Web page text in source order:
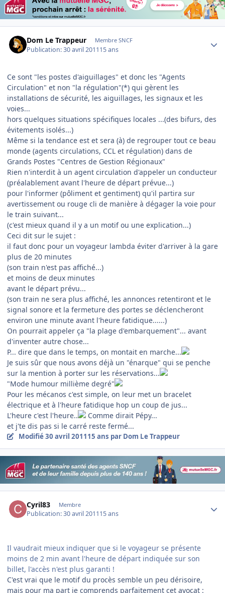
Dom Le Trappeur Membre SNCF
Publication:30 avril 201115 ans
Ce sont "les postes d'aiguillages" et donc les "Agents
Circulation" et non "la régulation"(*) qui gèrent les
installations de sécurité, les aiguillages, les signaux et les
voies...
hors quelques situations spécifiques locales ...(des bifurs, des
évitements isolés...)
Même si la tendance est et sera (à) de regrouper tout ce beau
monde (agents circulations, CCL et régulation) dans de
Grands Postes "Centres de Gestion Régionaux"
Rien n'interdit à un agent circulation d'appeler un conducteur
(préalablement avant l'heure de départ prévue...)
pour l'informer (pôliment et gentiment) qu'il partira sur
avertissement ou rouge cli de manière à dégager la voie pour
le train suivant...
(c'est mieux quand il y a un motif ou une explication...)
Ceci dit sur le sujet :
il faut donc pour un voyageur lambda éviter d'arriver à la gare
plus de 20 minutes
(son train n'est pas affiché...)
et moins de deux minutes
avant le départ prévu...
(son train ne sera plus affiché, les annonces retentiront et le
signal sonore et la fermeture des portes se déclencheront
environ une minute avant l'heure fatidique......)
On pourrait appeler ça "la plage d'embarquement"... avant
d'inventer autre chose...
P... dire que dans le temps, on montait en marche...
Je suis sûr que nous avons déjà un "énarque" qui se penche
sur la mention à porter sur les réservations...
"Mode humour millième degré"
Pour les mécanos c'est simple, on leur met un bracelet
électrique et à l'heure fatidique hop un coup de jus...
L'heure c'est l'heure..
Comme dirait Pépy...
et j'te dis pas si le carré reste fermé...
Modifié30 avril 201115 ans par Dom Le Trappeur
Cyril83 Membre
Publication:30 avril 201115 ans
Il vaudrait mieux indiquer que si le voyageur se présente
moins de 2 min avant l'heure de départ indiquée sur son
billet, l'accès n'est plus garanti !
C'est vrai que le motif du procès semble un peu dérisoire,
mais pour ma part je comprends parfaitement cet avocat :